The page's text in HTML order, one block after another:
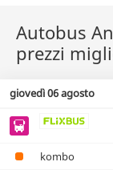
Autobus
prezzi
giovedì 06 agosto
kombo